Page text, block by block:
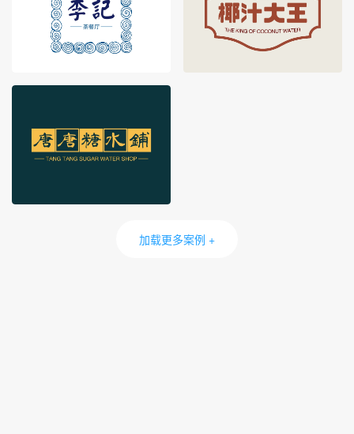
加载更多案例 +